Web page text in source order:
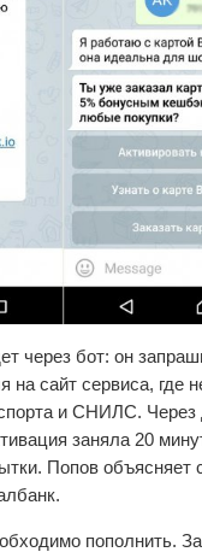
через бот: он
на сайт сервиса,
и СНИЛС. Через
заняла 20
Попов
пополнить.